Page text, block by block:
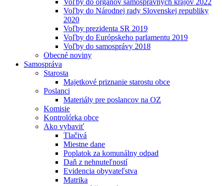
Voľby do orgánov samosprávnych krajov 2022
Voľby do Národnej rady Slovenskej republiky
2020
Voľby prezidenta SR 2019
Voľby do Európskeho parlamentu 2019
Voľby do samosprávy 2018
Obecné noviny
Samospráva
Starosta
Majetkové priznanie starostu obce
Poslanci
Materiály pre poslancov na OZ
Komisie
Kontrolórka obce
Ako vybaviť
Tlačivá
Miestne dane
Poplatok za komunálny odpad
Daň z nehnuteľností
Evidencia obyvateľstva
Matrika